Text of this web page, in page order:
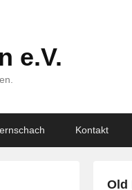
e.V.
Kontakt
Old